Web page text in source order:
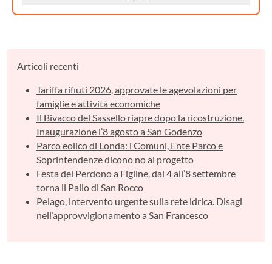
Articoli recenti
Tariffa rifiuti 2026, approvate le agevolazioni per
famiglie e attività economiche
Il Bivacco del Sassello riapre dopo la ricostruzione.
Inaugurazione l’8 agosto a San Godenzo
Parco eolico di Londa: i Comuni, Ente Parco e
Soprintendenze dicono no al progetto
Festa del Perdono a Figline, dal 4 all’8 settembre
torna il Palio di San Rocco
Pelago, intervento urgente sulla rete idrica. Disagi
nell’approvvigionamento a San Francesco